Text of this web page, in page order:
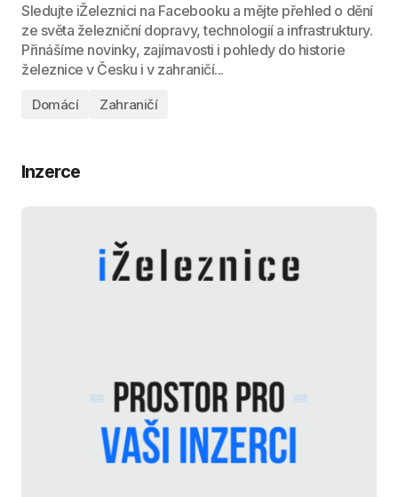
Sledujte iŽeleznici na Facebooku a mějte přehled o dění
ze světa železniční dopravy, technologií a infrastruktury.
Přinášíme novinky, zajímavosti i pohledy do historie
železnice v Česku i v zahraničí...
Domácí Zahraničí
Inzerce